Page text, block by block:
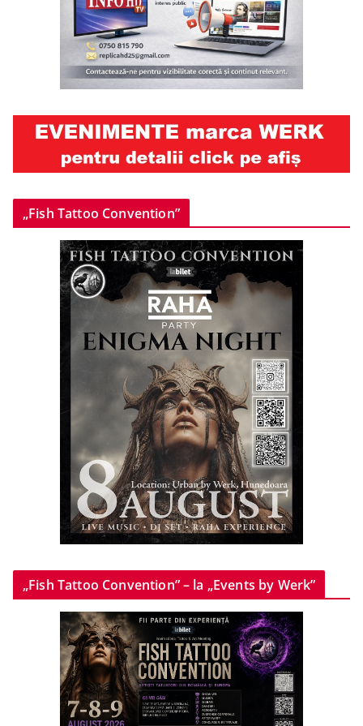
„Fish Tattoo Convention”
„Fish Tattoo Convention” – la „Events by Werk”